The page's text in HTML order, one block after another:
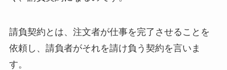
請負契約とは、注文者が仕事を完了させることを
依頼し、請負者がそれを請け負う契約を言いま
す。